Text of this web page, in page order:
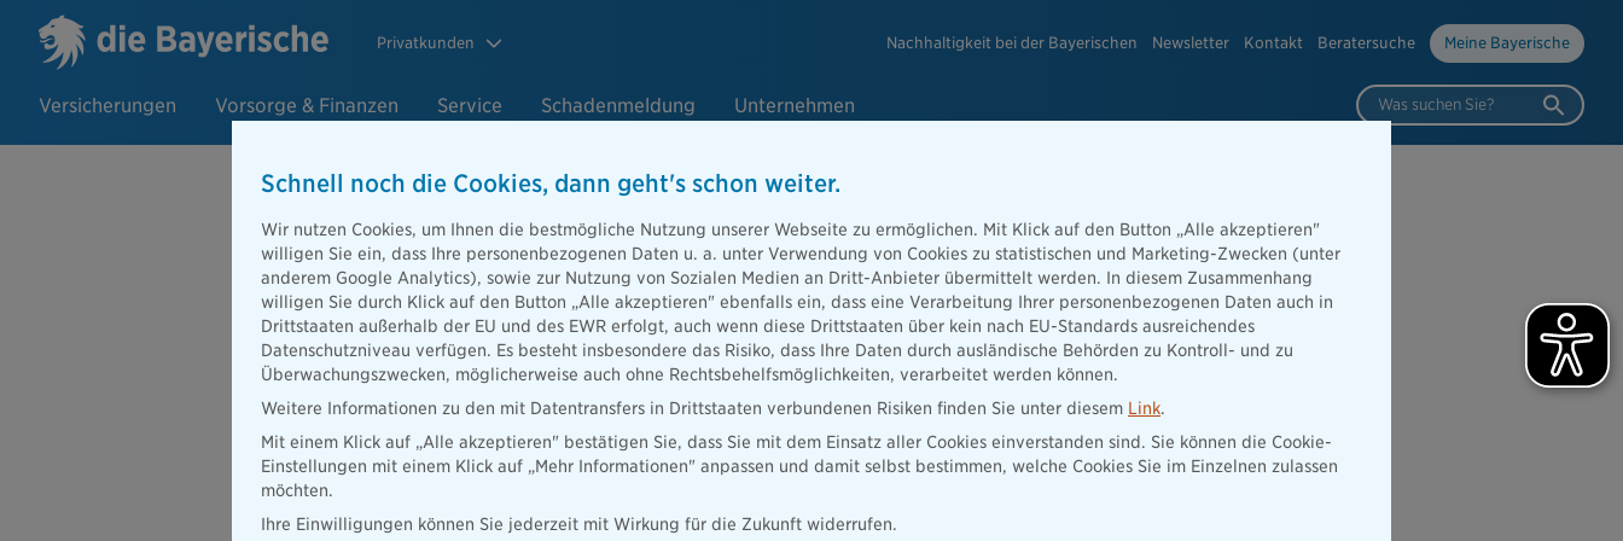
Privatkunden Nachhaltigkeit bei der Bayerischen Newsletter Kontakt Beratersuche Meine Bayerische
Versicherungen Vorsorge & Finanzen Service Schadenmeldung Unternehmen Was suchen Sie?
Ihre Meinung zum Kundenmanager Meine Bayerische
Wir freuen uns, dass Sie an unserer Umfrage zum Kundenmanager Meine Bayerische
teilnehmen. Ihre Antworten werden uns helfen, den Kundenmanager zukünftig noch besser
nach Ihren Bedürfnissen auszurichten und das Nutzererlebnis zu verbessern.
Vielen Dank!
Schnell noch die Cookies, dann geht's schon weiter.
Wir nutzen Cookies, um Ihnen die bestmögliche Nutzung unserer Webseite zu ermöglichen. Mit Klick auf den Button „Alle akzeptieren"
willigen Sie ein, dass Ihre personenbezogenen Daten u. a. unter Verwendung von Cookies zu statistischen und Marketing-Zwecken (unter
anderem Google Analytics), sowie zur Nutzung von Sozialen Medien an Dritt-Anbieter übermittelt werden. In diesem Zusammenhang
willigen Sie durch Klick auf den Button „Alle akzeptieren" ebenfalls ein, dass eine Verarbeitung Ihrer personenbezogenen Daten auch in
Drittstaaten außerhalb der EU und des EWR erfolgt, auch wenn diese Drittstaaten über kein nach EU-Standards ausreichendes
Datenschutzniveau verfügen. Es besteht insbesondere das Risiko, dass Ihre Daten durch ausländische Behörden zu Kontroll- und zu
Überwachungszwecken, möglicherweise auch ohne Rechtsbehelfsmöglichkeiten, verarbeitet werden können.
Weitere Informationen zu den mit Datentransfers in Drittstaaten verbundenen Risiken finden Sie unter diesem Link.
Mit einem Klick auf „Alle akzeptieren" bestätigen Sie, dass Sie mit dem Einsatz aller Cookies einverstanden sind. Sie können die Cookie-
Einstellungen mit einem Klick auf „Mehr Informationen" anpassen und damit selbst bestimmen, welche Cookies Sie im Einzelnen zulassen
möchten.
Ihre Einwilligungen können Sie jederzeit mit Wirkung für die Zukunft widerrufen.